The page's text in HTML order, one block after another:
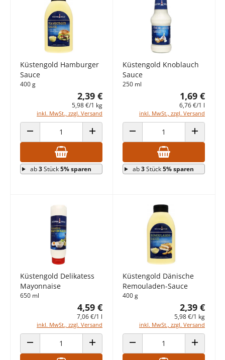
Küstengold Hamburger
Sauce
400 g
2,39 €
5,98 €/1 kg
inkl. MwSt., zzgl. Versand
ANZAHL VERRINGERN ANZAHL ERHÖHEN
ab3Stück5% sparen
Küstengold Knoblauch
Sauce
250 ml
1,69 €
6,76 €/1 l
inkl. MwSt., zzgl. Versand
ANZAHL VERRINGERN ANZAHL
ab3Stück5% sparen
Küstengold Delikatess
Mayonnaise
650 ml
4,59 €
7,06 €/1 l
inkl. MwSt., zzgl. Versand
ANZAHL VERRINGERN ANZAHL ERHÖHEN
Küstengold Dänische
Remouladen-Sauce
400 g
2,39 €
5,98 €/1 kg
inkl. MwSt., zzgl. Versand
ANZAHL VERRINGERN ANZAHL